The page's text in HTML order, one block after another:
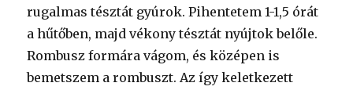
rugalmas tésztát gyúrok. Pihentetem 1-1,5 órát
a hűtőben, majd vékony tésztát nyújtok belőle.
Rombusz formára vágom, és középen is
bemetszem a rombuszt. Az így keletkezett